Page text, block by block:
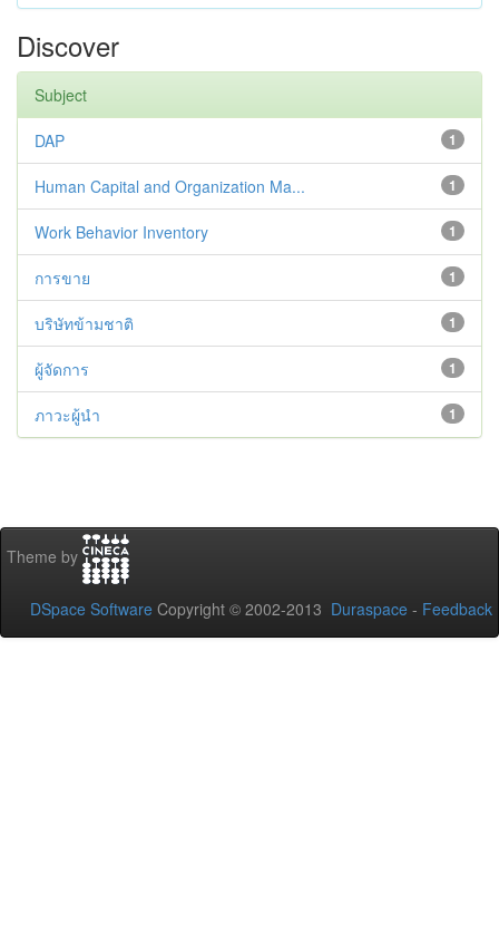
Discover
Subject
1
DAP
1
Human Capital and Organization Ma...
1
Work Behavior Inventory
1
การขาย
1
บริษัทข้ามชาติ
1
ผู้จัดการ
1
ภาวะผู้นำ
Theme by
DSpace Software Copyright © 2002-2013 Duraspace - Feedback